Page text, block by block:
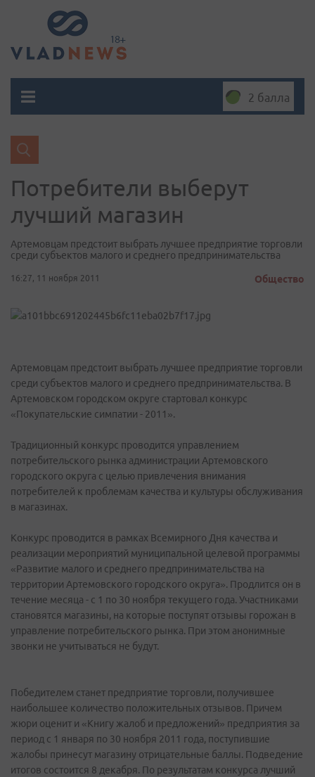
2 балла
Потребители выберут
лучший магазин
Артемовцам предстоит выбрать лучшее предприятие торговли
среди субъектов малого и среднего предпринимательства
16:27, 11 ноября 2011 Общество
Артемовцам предстоит выбрать лучшее предприятие торговли
среди субъектов малого и среднего предпринимательства. В
Артемовском городском округе стартовал конкурс
«Покупательские симпатии - 2011».
Традиционный конкурс проводится управлением
потребительского рынка администрации Артемовского
городского округа с целью привлечения внимания
потребителей к проблемам качества и культуры обслуживания
в магазинах.
Конкурс проводится в рамках Всемирного Дня качества и
реализации мероприятий муниципальной целевой программы
«Развитие малого и среднего предпринимательства на
территории Артемовского городского округа». Продлится он в
течение месяца - с 1 по 30 ноября текущего года. Участниками
становятся магазины, на которые поступят отзывы горожан в
управление потребительского рынка. При этом анонимные
звонки не учитываться не будут.
Победителем станет предприятие торговли, получившее
наибольшее количество положительных отзывов. Причем
жюри оценит и «Книгу жалоб и предложений» предприятия за
период с 1 января по 30 ноября 2011 года, поступившие
жалобы принесут магазину отрицательные баллы. Подведение
итогов состоится 8 декабря. По результатам конкурса лучший